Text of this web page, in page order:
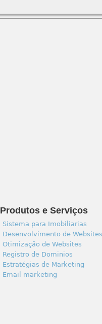
Produtos e Serviços
Sistema para Imobiliarias
Desenvolvimento de Websites
Otimização de Websites
Registro de Dominios
Estratégias de Marketing
Email marketing